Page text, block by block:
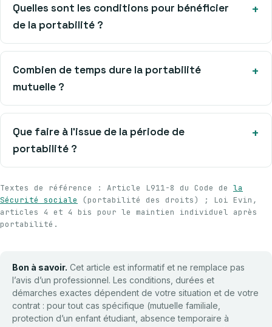
Quelles sont les conditions pour bénéficier
de la portabilité ?
Combien de temps dure la portabilité
mutuelle ?
Que faire à l’issue de la période de
portabilité ?
Textes de référence : Article L911-8 du Code de la
Sécurité sociale
(portabilité des droits) ; Loi Evin,
articles 4 et 4 bis pour le maintien individuel après
portabilité.
Bon à savoir. Cet article est informatif et ne remplace pas
l’avis d’un professionnel. Les conditions, durées et
démarches exactes dépendent de votre situation et de votre
contrat : pour tout cas spécifique (mutuelle familiale,
protection d’un enfant étudiant, absence temporaire à